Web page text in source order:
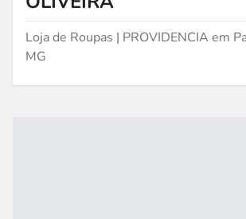
Loja de Roupas | PROVIDENCIA em
MG